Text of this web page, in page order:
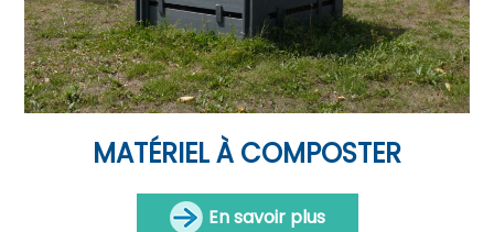
MATÉRIEL À COMPOSTER
En savoir plus